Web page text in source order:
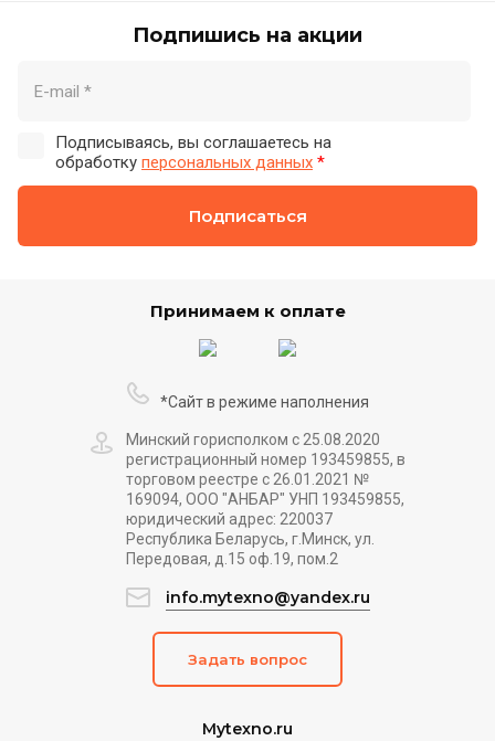
Подпишись на акции
Подписываясь, вы соглашаетесь на
обработку персональных данных *
Подписаться
Принимаем к оплате
Mytexno.ru
*Сайт в режиме наполнения
Минский горисполком с 25.08.2020
регистрационный номер 193459855, в
торговом реестре с 26.01.2021 №
169094, ООО "АНБАР" УНП 193459855,
юридический адрес: 220037
Республика Беларусь, г.Минск, ул.
Передовая, д.15 оф.19, пом.2
info.mytexno@yandex.ru
Задать вопрос